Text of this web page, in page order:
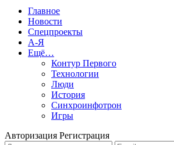
Главное
Новости
Спецпроекты
А-Я
Ещё…
Контур Первого
Технологии
Люди
История
Синхроинфотрон
Игры
Авторизация Регистрация